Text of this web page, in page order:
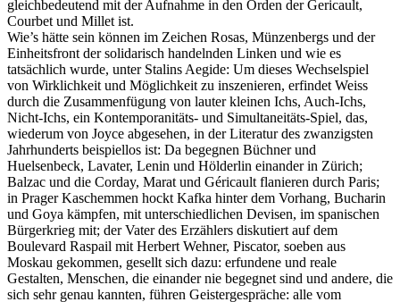
gleichbedeutend mit der Aufnahme in den Orden der Gericault,
Courbet und Millet ist.
Wie’s hätte sein können im Zeichen Rosas, Münzenbergs und der
Einheitsfront der solidarisch handelnden Linken und wie es
tatsächlich wurde, unter Stalins Aegide: Um dieses Wechselspiel
von Wirklichkeit und Möglichkeit zu inszenieren, erfindet Weiss
durch die Zusammenfügung von lauter kleinen Ichs, Auch-Ichs,
Nicht-Ichs, ein Kontemporanitäts- und Simultaneitäts-Spiel, das,
wiederum von Joyce abgesehen, in der Literatur des zwanzigsten
Jahrhunderts beispiellos ist: Da begegnen Büchner und
Huelsenbeck, Lavater, Lenin und Hölderlin einander in Zürich;
Balzac und die Corday, Marat und Géricault flanieren durch Paris;
in Prager Kaschemmen hockt Kafka hinter dem Vorhang, Bucharin
und Goya kämpfen, mit unterschiedlichen Devisen, im spanischen
Bürgerkrieg mit; der Vater des Erzählers diskutiert auf dem
Boulevard Raspail mit Herbert Wehner, Piscator, soeben aus
Moskau gekommen, gesellt sich dazu: erfundene und reale
Gestalten, Menschen, die einander nie begegnet sind und andere, die
sich sehr genau kannten, führen Geistergespräche: alle vom